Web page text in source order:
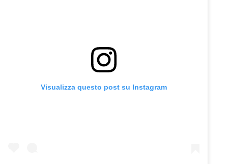
Visualizza questo post su Instagram